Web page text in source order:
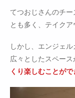
てつおじさんのチ
とも多く、テイクア
しかし、エンジェ
広々としたスペース
くり楽しむことがで